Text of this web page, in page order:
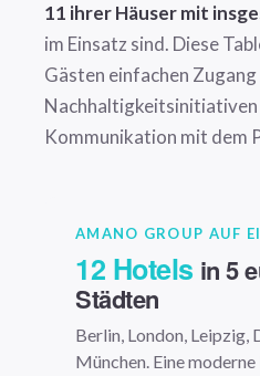
11 ihrer Häuser mit
im Einsatz sind. Diese
Gästen einfachen
Kommunikation mit dem
AMANO GROUP AUF
12 Hotels in 5
Städten
Berlin, London, Leipzig,
München. Eine